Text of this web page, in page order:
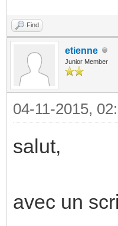
Find
etienne
Junior Member
04-11-2015,
salut,
avec un